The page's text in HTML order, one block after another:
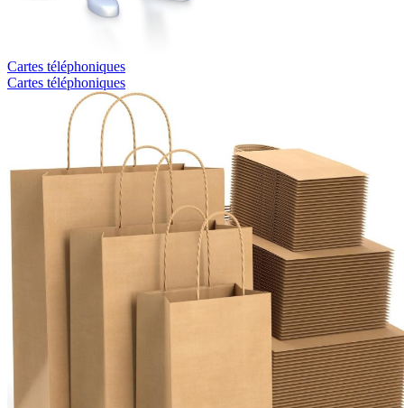
Cartes téléphoniques
Cartes téléphoniques